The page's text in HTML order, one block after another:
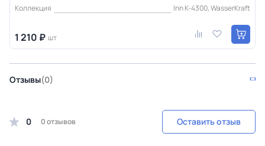
Коллекция
Inn K-4300, WasserKraft
1 210 ₽ шт
Отзывы(0)
0 0 отзывов Оставить отзыв